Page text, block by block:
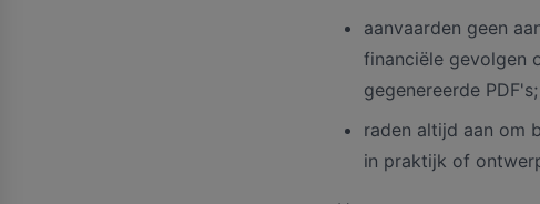
aanvaarden geen
financiële gevolgen
gegenereerde PDF's;
raden altijd aan om
in praktijk of